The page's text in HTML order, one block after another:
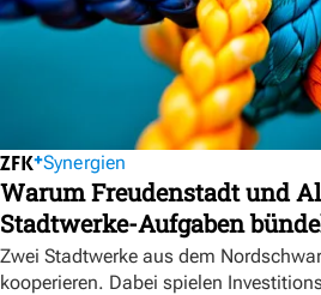
Synergien
Warum Freudenstadt und
Stadtwerke-Aufgaben
Zwei Stadtwerke aus dem
kooperieren. Dabei spielen